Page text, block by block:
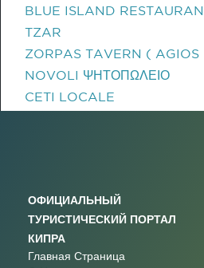
BLUE ISLAND
TZAR
ZORPAS TAVERN ( AGIOS
NOVOLI ΨΗΤΟΠΩΛΕΙΟ
CETI LOCALE
ОФИЦИАЛЬНЫЙ
ТУРИСТИЧЕСКИЙ ПОРТАЛ
КИПРА
Главная Страница